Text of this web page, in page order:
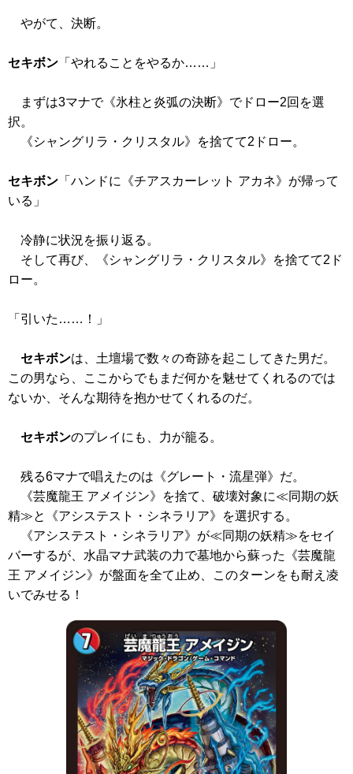
やがて、決断。
セキボン 「やれることをやるか……」
まずは3マナで《氷柱と炎弧の決断》 でドロー2回を選
択。
《シャングリラ・クリスタル》
を捨てて2ドロー。
セキボン 「ハンドに 《チアスカーレット アカネ》 が帰って
いる」
冷静に状況を振り返る。
そして再び、
《シャングリラ・クリスタル》
を捨てて2ド
ロー。
「引いた……！」
セキボンは、土壇場で数々の奇跡を起こしてきた男だ。
この男なら、ここからでもまだ何かを魅せてくれるのでは
ないか、そんな期待を抱かせてくれるのだ。
セキボンのプレイにも、力が籠る。
残る6マナで唱えたのは 《グレート・流星弾》 だ。
《芸魔龍王 アメイジン》
を捨て、破壊対象に≪同期の妖
精≫と
《アシステスト・シネラリア》
を選択する。
《アシステスト・シネラリア》 が≪同期の妖精≫をセイ
バーするが、水晶マナ武装の力で墓地から蘇った
《芸魔龍
王 アメイジン》 が盤面を全て止め、このターンをも耐え凌
いでみせる！